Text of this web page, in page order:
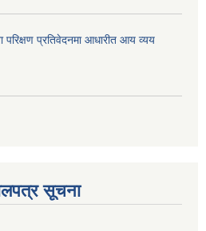
प्रतिवेदनमा आधारीत आय व्यय
सूचना